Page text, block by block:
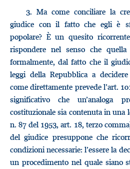
3. Ma come conciliare la
giudice con il fatto che egli è
popolare? È un quesito ricorrente
rispondere nel senso che quella
formalmente, dal fatto che il
leggi della Repubblica a
come direttamente prevede l’art.
significativo che un’analoga
costituzionale sia contenuta in una
n. 87 del 1953, art. 18, terzo
del giudice presuppone che
condizioni necessarie: l’essere la
un procedimento nel quale siano